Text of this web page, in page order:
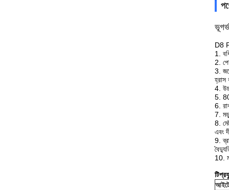
D8
1.
2.
3.
হ্রাস
4.
5.
6.
7.
8.
এবং
9.
10.
টি